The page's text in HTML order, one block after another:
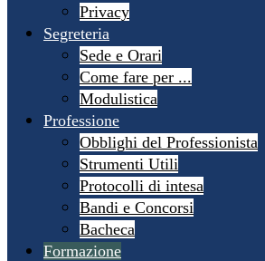
Privacy
Segreteria
Sede e Orari
Come fare per ...
Modulistica
Professione
Obblighi del Professionista
Strumenti Utili
Protocolli di intesa
Bandi e Concorsi
Bacheca
Formazione